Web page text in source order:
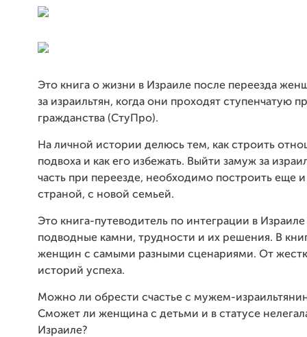
Это книга о жизни в Израиле после переезда
за израильтян, когда они проходят ступенчатую
гражданства (СтуПро).
На личной истории делюсь тем, как строить
подвоха и как его избежать. Выйти замуж за
часть при переезде, необходимо построить еще
страной, с новой семьей.
Это книга-путеводитель по интеграции в
подводные камни, трудности и их решения. В
женщин с самыми разными сценариями. От
историй успеха.
Можно ли обрести счастье с мужем-
Сможет ли женщина с детьми и в статусе
Израиле?